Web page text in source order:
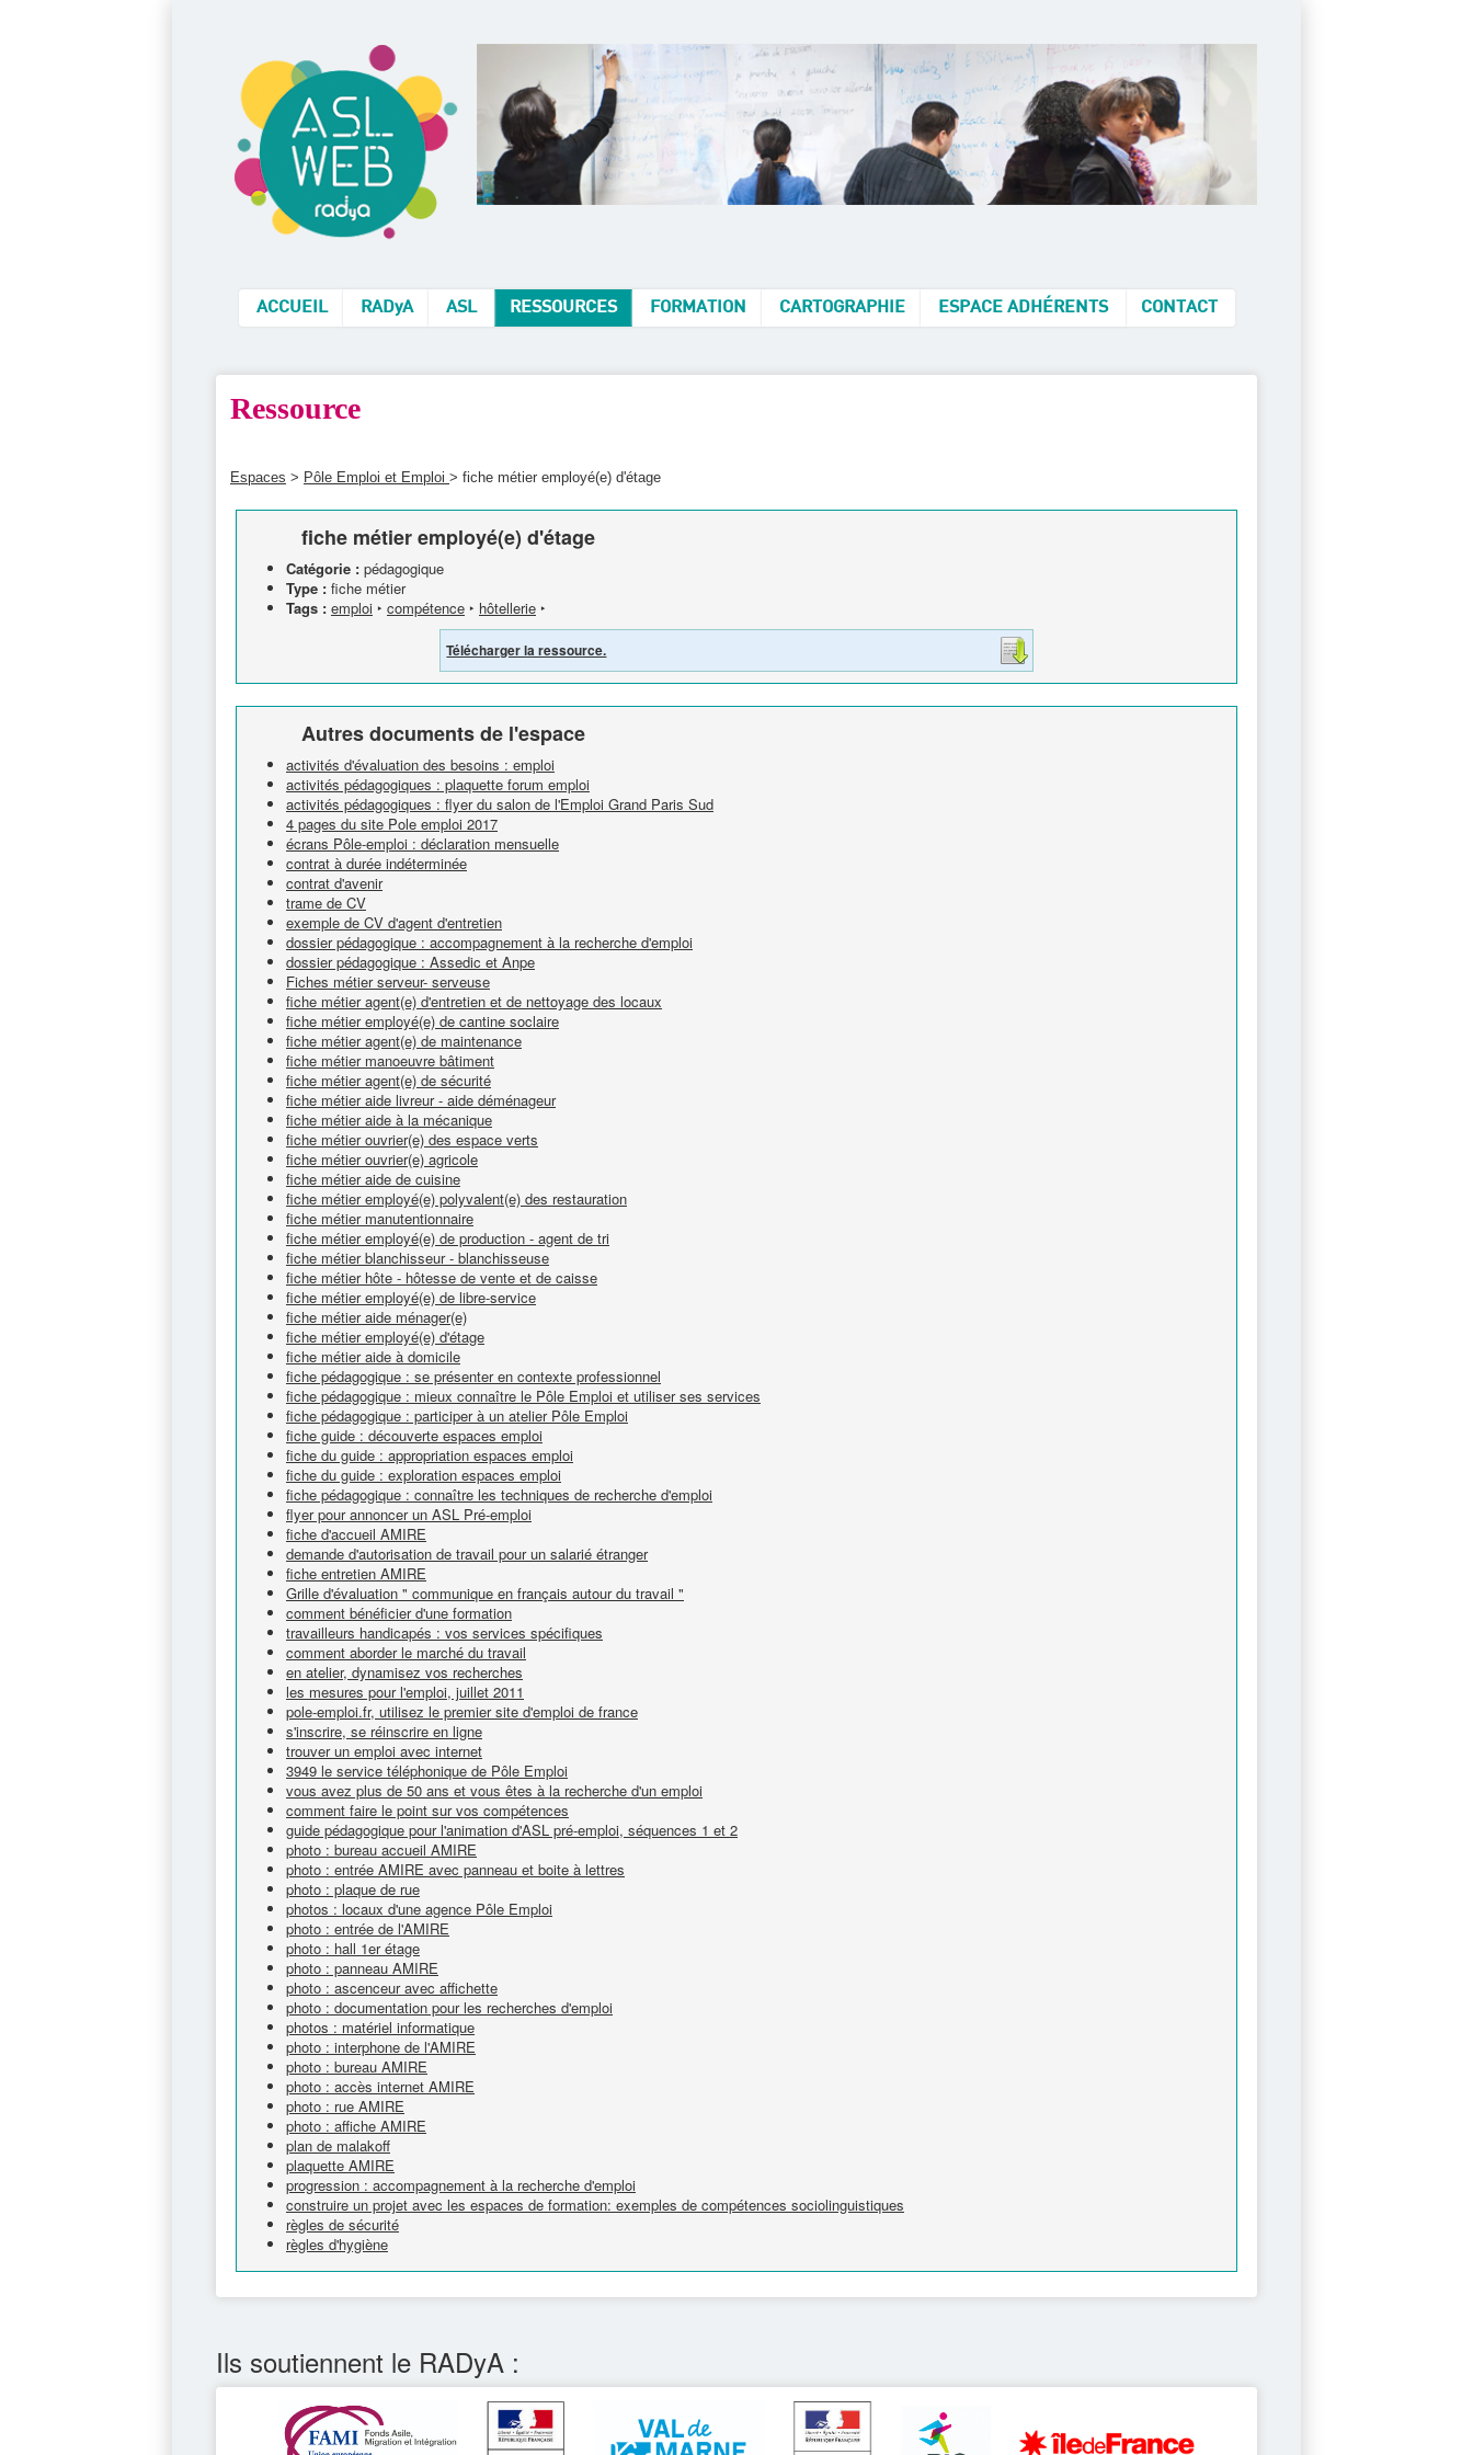
ACCUEIL RADyA ASL RESSOURCES FORMATION CARTOGRAPHIE ESPACE ADHÉRENTS CONTACT
Ressource
Espaces > Pôle Emploi et Emploi > fiche métier employé(e) d'étage
fiche métier employé(e) d'étage
Catégorie : pédagogique
Type : fiche métier
Tags : emploi ‣ compétence ‣ hôtellerie ‣
Télécharger la ressource.
Autres documents de l'espace
activités d'évaluation des besoins : emploi
activités pédagogiques : plaquette forum emploi
activités pédagogiques : flyer du salon de l'Emploi Grand Paris Sud
4 pages du site Pole emploi 2017
écrans Pôle-emploi : déclaration mensuelle
contrat à durée indéterminée
contrat d'avenir
trame de CV
exemple de CV d'agent d'entretien
dossier pédagogique : accompagnement à la recherche d'emploi
dossier pédagogique : Assedic et Anpe
Fiches métier serveur- serveuse
fiche métier agent(e) d'entretien et de nettoyage des locaux
fiche métier employé(e) de cantine soclaire
fiche métier agent(e) de maintenance
fiche métier manoeuvre bâtiment
fiche métier agent(e) de sécurité
fiche métier aide livreur - aide déménageur
fiche métier aide à la mécanique
fiche métier ouvrier(e) des espace verts
fiche métier ouvrier(e) agricole
fiche métier aide de cuisine
fiche métier employé(e) polyvalent(e) des restauration
fiche métier manutentionnaire
fiche métier employé(e) de production - agent de tri
fiche métier blanchisseur - blanchisseuse
fiche métier hôte - hôtesse de vente et de caisse
fiche métier employé(e) de libre-service
fiche métier aide ménager(e)
fiche métier employé(e) d'étage
fiche métier aide à domicile
fiche pédagogique : se présenter en contexte professionnel
fiche pédagogique : mieux connaître le Pôle Emploi et utiliser ses services
fiche pédagogique : participer à un atelier Pôle Emploi
fiche guide : découverte espaces emploi
fiche du guide : appropriation espaces emploi
fiche du guide : exploration espaces emploi
fiche pédagogique : connaître les techniques de recherche d'emploi
flyer pour annoncer un ASL Pré-emploi
fiche d'accueil AMIRE
demande d'autorisation de travail pour un salarié étranger
fiche entretien AMIRE
Grille d'évaluation " communique en français autour du travail "
comment bénéficier d'une formation
travailleurs handicapés : vos services spécifiques
comment aborder le marché du travail
en atelier, dynamisez vos recherches
les mesures pour l'emploi, juillet 2011
pole-emploi.fr, utilisez le premier site d'emploi de france
s'inscrire, se réinscrire en ligne
trouver un emploi avec internet
3949 le service téléphonique de Pôle Emploi
vous avez plus de 50 ans et vous êtes à la recherche d'un emploi
comment faire le point sur vos compétences
guide pédagogique pour l'animation d'ASL pré-emploi, séquences 1 et 2
photo : bureau accueil AMIRE
photo : entrée AMIRE avec panneau et boite à lettres
photo : plaque de rue
photos : locaux d'une agence Pôle Emploi
photo : entrée de l'AMIRE
photo : hall 1er étage
photo : panneau AMIRE
photo : ascenceur avec affichette
photo : documentation pour les recherches d'emploi
photos : matériel informatique
photo : interphone de l'AMIRE
photo : bureau AMIRE
photo : accès internet AMIRE
photo : rue AMIRE
photo : affiche AMIRE
plan de malakoff
plaquette AMIRE
progression : accompagnement à la recherche d'emploi
construire un projet avec les espaces de formation: exemples de compétences sociolinguistiques
règles de sécurité
règles d'hygiène
Ils soutiennent le RADyA :